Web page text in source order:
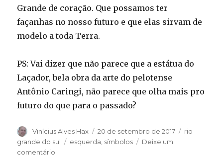
Grande de coração. Que possamos ter
façanhas no nosso futuro e que elas sirvam de
modelo a toda Terra.
PS: Vai dizer que não parece que a estátua do
Laçador, bela obra da arte do pelotense
Antônio Caringi, não parece que olha mais pro
futuro do que para o passado?
Autor
Vinícius Alves Hax
Publicado
em
20 de setembro de 2017 Categorias
rio
grande do sul
Tags
esquerda, símbolos
Deixe um
comentário